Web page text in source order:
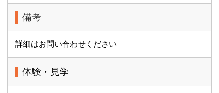
備考
詳細はお問い合わせください
体験・見学